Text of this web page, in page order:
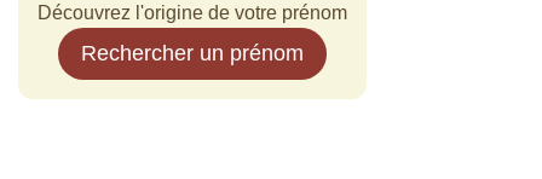
Découvrez l'origine de votre prénom
Rechercher un prénom